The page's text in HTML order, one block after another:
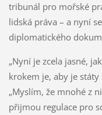
tribunál pro mořské
lidská práva – a nyní
diplomatického
„Nyní je zcela jasné,
krokem je, aby je
„Myslím, že mnohé z
přijmou regulace pro